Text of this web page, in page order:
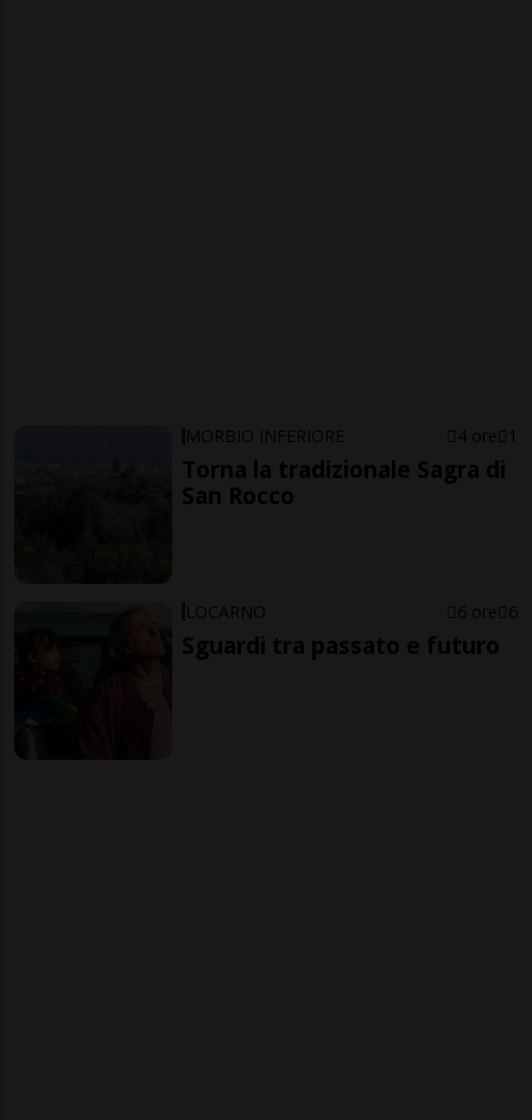
MORBIO INFERIORE 4 ore 1
Torna la tradizionale Sagra di
San Rocco
LOCARNO 6 ore 6
Sguardi tra passato e futuro